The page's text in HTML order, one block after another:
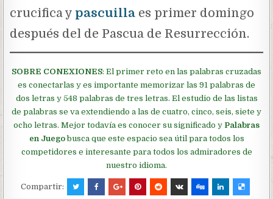
crucifica y pascuilla es primer domingo
después del de Pascua de Resurrección.
SOBRE CONEXIONES: El primer reto en las palabras cruzadas
es conectarlas y es importante memorizar las 91 palabras de
dos letras y 548 palabras de tres letras. El estudio de las listas
de palabras se va extendiendo a las de cuatro, cinco, seis, siete y
ocho letras. Mejor todavía es conocer su significado y Palabras
en Juegobusca que este espacio sea útil para todos los
competidores e interesante para todos los admiradores de
nuestro idioma.
Compartir: